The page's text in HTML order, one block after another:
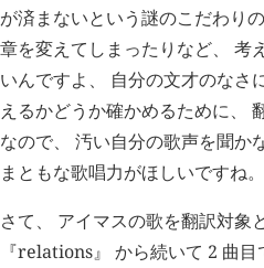
が済まないという謎のこだわり
章を変えてしまったりなど、 考
いんですよ、 自分の文才のなさ
えるかどうか確かめるために、
なので、 汚い自分の歌声を聞か
まともな歌唱力がほしいですね。
さて、 アイマスの歌を翻訳対象
『relations』 から続いて 2 曲